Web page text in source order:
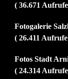
( 36.671
Fotogalerie
( 26.411
Fotos Stadt
( 24.314